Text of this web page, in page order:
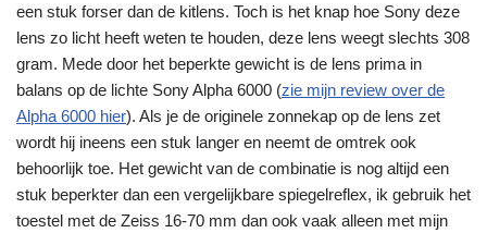
een stuk forser dan de kitlens. Toch is het knap hoe Sony deze
lens zo licht heeft weten te houden, deze lens weegt slechts 308
gram. Mede door het beperkte gewicht is de lens prima in
balans op de lichte Sony Alpha 6000 (zie mijn review over de
Alpha 6000 hier). Als je de originele zonnekap op de lens zet
wordt hij ineens een stuk langer en neemt de omtrek ook
behoorlijk toe. Het gewicht van de combinatie is nog altijd een
stuk beperkter dan een vergelijkbare spiegelreflex, ik gebruik het
toestel met de Zeiss 16-70 mm dan ook vaak alleen met mijn